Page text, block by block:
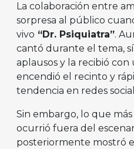
La colaboración entre
sorpresa al público
vivo “Dr. Psiquiatra”.
cantó durante el tema,
aplausos y la recibió
encendió el recinto y
tendencia en redes
Sin embargo, lo que
ocurrió fuera del
posteriormente mostró